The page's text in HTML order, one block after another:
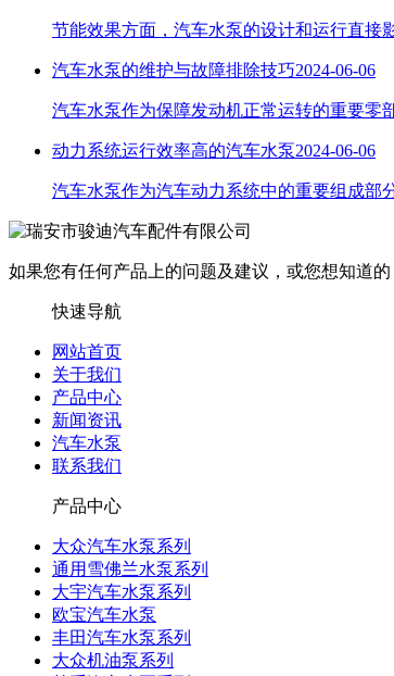
节能效果方面，汽车水泵的设计和运行直
汽车水泵的维护与故障排除技巧2024-06-06
汽车水泵作为保障发动机正常运转的重要
动力系统运行效率高的汽车水泵2024-06-06
汽车水泵作为汽车动力系统中的重要组成
如果您有任何产品上的问题及建议，或您想知道的
快速导航
网站首页
关于我们
产品中心
新闻资讯
汽车水泵
联系我们
产品中心
大众汽车水泵系列
通用雪佛兰水泵系列
大宇汽车水泵系列
欧宝汽车水泵
丰田汽车水泵系列
大众机油泵系列